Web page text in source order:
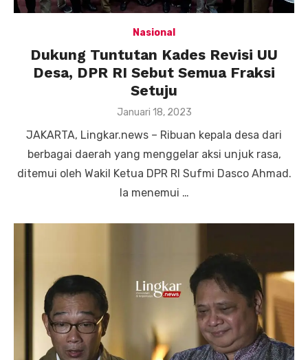
Nasional
Dukung Tuntutan Kades Revisi UU
Desa, DPR RI Sebut Semua Fraksi
Setuju
Posted
Januari 18, 2023
JAKARTA, Lingkar.news – Ribuan kepala desa dari
berbagai daerah yang menggelar aksi unjuk rasa,
ditemui oleh Wakil Ketua DPR RI Sufmi Dasco Ahmad.
Ia menemui …